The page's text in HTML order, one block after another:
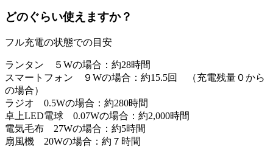
どのぐらい使えますか？
フル充電の状態での目安
ランタン ５Wの場合：約28時間
スマートフォン ９Wの場合：約15.5回 （充電残量０から
の場合）
ラジオ 0.5Wの場合：約280時間
卓上LED電球 0.07Wの場合：約2,000時間
電気毛布 27Wの場合：約5時間
扇風機 20Wの場合：約７時間